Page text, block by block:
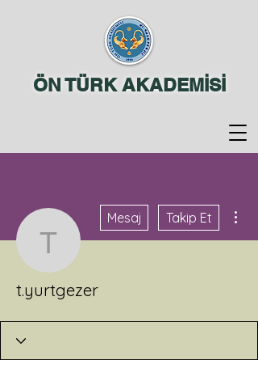
ÖN TÜRK AKADEMİSİ
t.yurtgezer
Mesaj Takip Et
t.yurtgezer